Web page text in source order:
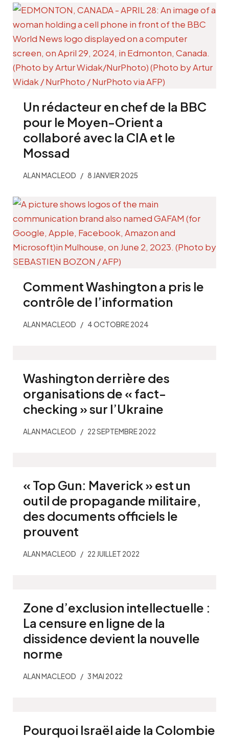
Un rédacteur en chef de la BBC
pour le Moyen-Orient a
collaboré avec la CIA et le
Mossad
ALAN MACLEOD 8 JANVIER 2025
Comment Washington a pris le
contrôle de l’information
ALAN MACLEOD 4 OCTOBRE 2024
Washington derrière des
organisations de « fact-
checking » sur l’Ukraine
ALAN MACLEOD 22 SEPTEMBRE 2022
« Top Gun: Maverick » est un
outil de propagande militaire,
des documents officiels le
prouvent
ALAN MACLEOD 22 JUILLET 2022
Zone d’exclusion intellectuelle :
La censure en ligne de la
dissidence devient la nouvelle
norme
ALAN MACLEOD 3 MAI 2022
Pourquoi Israël aide la Colombie